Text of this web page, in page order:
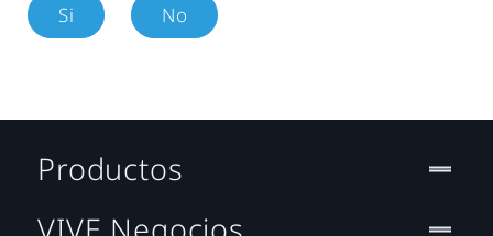
Si No
Productos